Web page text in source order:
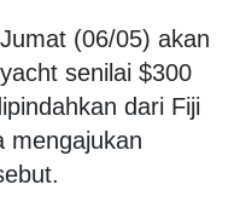
(06/05) akan
senilai $300
dari Fiji
mengajukan